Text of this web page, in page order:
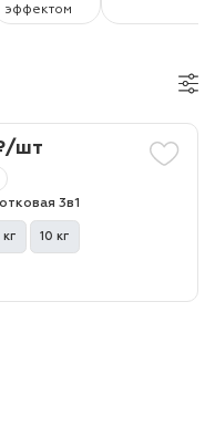
эффектом
шт
3в1
кг 10 кг